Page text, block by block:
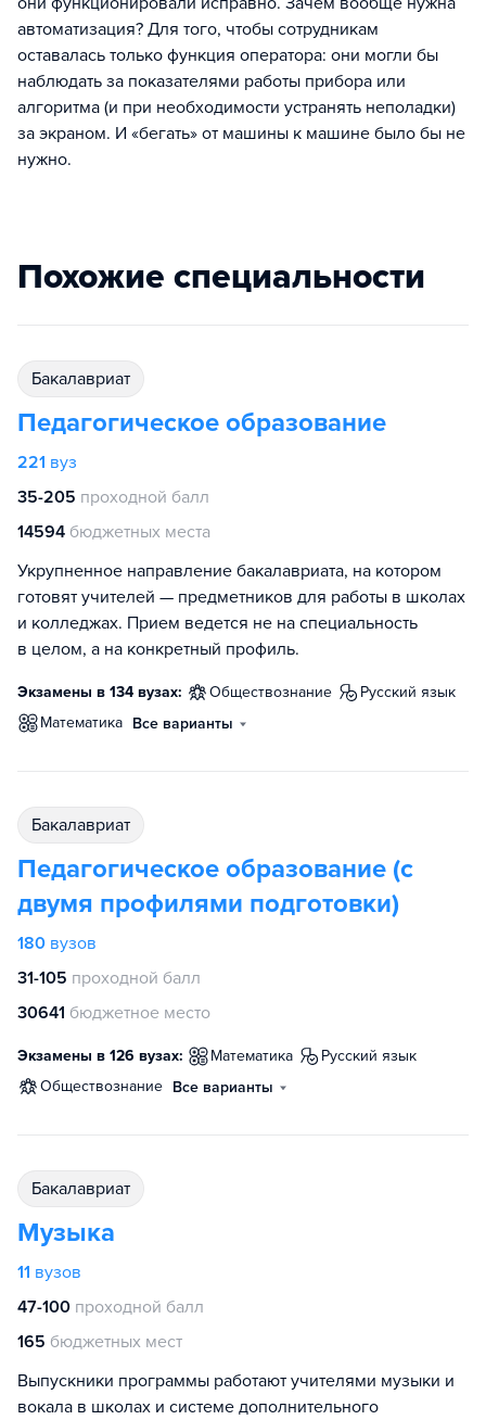
автоматизация? Для того, чтобы сотрудникам
оставалась только функция оператора: они могли бы
наблюдать за показателями работы прибора или
алгоритма (и при необходимости устранять неполадки)
за экраном. И «бегать» от машины к машине было бы не
нужно.
Похожие специальности
бакалавриат
Педагогическое образование
221 вуз
35-205 проходной балл
14594 бюджетных места
Укрупненное направление бакалавриата, на котором
готовят учителей — предметников для работы в школах
и колледжах. Прием ведется не на специальность
в целом, а на конкретный профиль.
Экзамены в 134 вузах: обществознание
русский язык
математика Все варианты
бакалавриат
Педагогическое образование (с
двумя профилями подготовки)
180 вузов
31-105 проходной балл
30641 бюджетное место
Экзамены в 126 вузах: математика
русский язык
обществознание Все варианты
бакалавриат
Музыка
11 вузов
47-100 проходной балл
165 бюджетных мест
Выпускники программы работают учителями музыки и
вокала в школах и системе дополнительного